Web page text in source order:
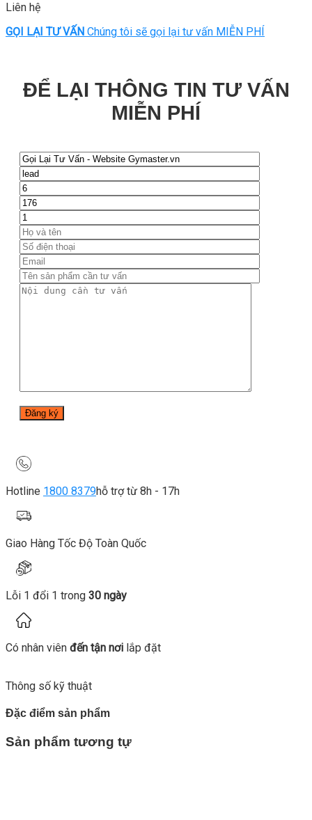
Liên hệ
GỌI LẠI TƯ VẤN Chúng tôi sẽ gọi lại tư vấn MIỄN PHÍ
ĐỂ LẠI THÔNG TIN TƯ VẤN
MIỄN PHÍ
Hotline 1800 8379hỗ trợ từ 8h - 17h
Giao Hàng Tốc Độ Toàn Quốc
Lỗi 1 đổi 1 trong 30 ngày
Có nhân viên đến tận nơi lắp đặt
Thông số kỹ thuật
Đặc điểm sản phẩm
Sản phẩm tương tự